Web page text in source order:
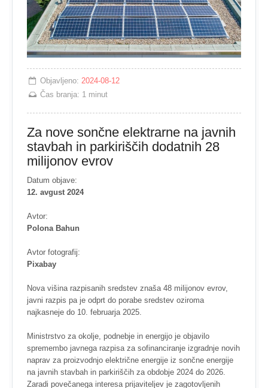
Objavljeno: 2024-08-12
Čas branja: 1 minut
Za nove sončne elektrarne na javnih
stavbah in parkiriščih dodatnih 28
milijonov evrov
Datum objave:
12. avgust 2024
Avtor:
Polona Bahun
Avtor fotografij:
Pixabay
Nova višina razpisanih sredstev znaša 48 milijonov evrov,
javni razpis pa je odprt do porabe sredstev oziroma
najkasneje do 10. februarja 2025.
Ministrstvo za okolje, podnebje in energijo je objavilo
spremembo javnega razpisa za sofinanciranje izgradnje novih
naprav za proizvodnjo električne energije iz sončne energije
na javnih stavbah in parkiriščih za obdobje 2024 do 2026.
Zaradi povečanega interesa prijaviteljev je zagotovljenih